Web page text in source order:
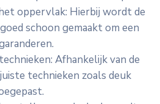
oppervlak: Hierbij wordt de
schoon gemaakt om een
Afhankelijk van de
technieken zoals deuk